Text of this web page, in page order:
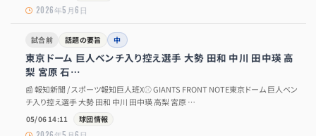
2026年5月6日
試合前 話題の要旨 中
東京ドーム 巨人ベンチ入り控え選手 大勢 田和 中川 田中瑛 高
梨 宮原 石…
📰 報知新聞 / スポーツ報知巨人班X⚾ GIANTS FRONT NOTE東京ドーム 巨人ベン
チ入り控え選手 大勢 田和 中川 田中瑛 高梨 宮原 …
05/06 14:11 球団情報